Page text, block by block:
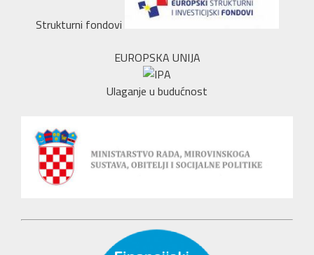
Strukturni fondovi
EUROPSKA UNIJA
Ulaganje u budućnost